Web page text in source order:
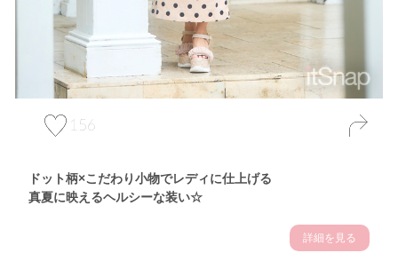
156
ドット柄×こだわり小物でレディに仕上げる
真夏に映えるヘルシーな装い☆
詳細を見る